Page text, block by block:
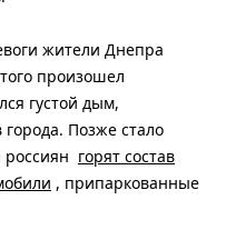
жители Днепра
произошел
густой дым,
Позже стало
россиян горят состав
, припаркованные